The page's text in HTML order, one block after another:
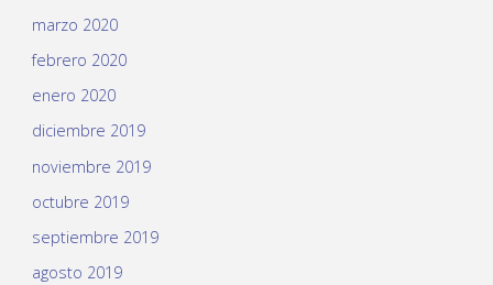
marzo 2020
febrero 2020
enero 2020
diciembre 2019
noviembre 2019
octubre 2019
septiembre 2019
agosto 2019